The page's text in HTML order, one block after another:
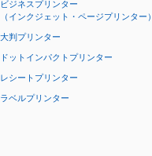
ビジネスプリンター
（インクジェット・ページプリンター）
大判プリンター
ドットインパクトプリンター
レシートプリンター
ラベルプリンター